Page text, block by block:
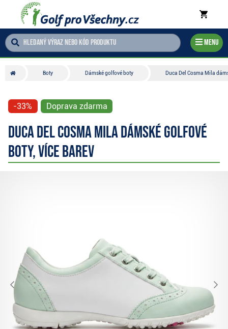
Menu
Boty Dámské golfové boty Duca Del Cosma Mila
-33% Doprava zdarma
Duca Del Cosma Mila dámské golfové
boty, více barev